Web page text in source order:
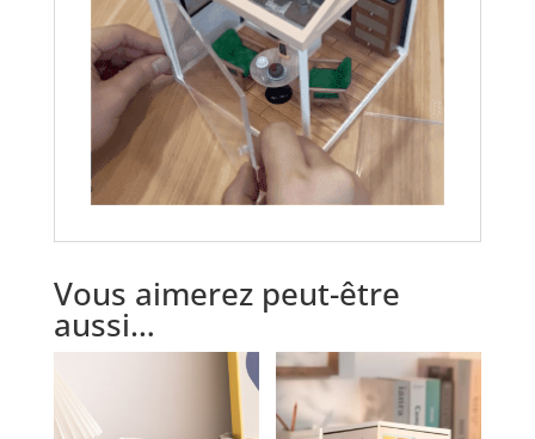
Vous aimerez peut-être
aussi…